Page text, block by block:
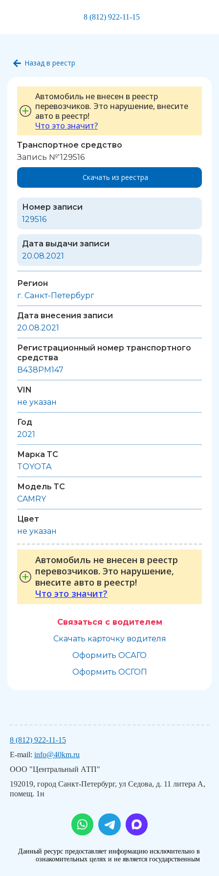
8 (812) 922-11-15
Назад в реестр
Автомобиль не внесен в реестр
перевозчиков. Это нарушение, внесите
авто в реестр!
Что это значит?
Транспортное средство
Запись №'129516
Скачать из реестра
Номер записи
129516
Дата выдачи записи
20.08.2021
Регион
г. Санкт-Петербург
Дата внесения записи
20.08.2021
Регистрационный номер транспортного
средства
В438РМ147
VIN
не указан
Год
2021
Марка ТС
TOYOTA
Модель ТС
CAMRY
Цвет
не указан
Автомобиль не внесен в реестр
перевозчиков. Это нарушение,
внесите авто в реестр!
Что это значит?
Связаться с водителем
Скачать карточку водителя
Оформить ОСАГО
Оформить ОСГОП
8 (812) 922-11-15
E-mail: info@40km.ru
ООО "Центральный АТП"
192019, город Санкт-Петербург, ул Седова, д. 11 литера А,
помещ. 1н
Данный ресурс предоставляет информацию исключительно в
ознакомительных целях и не является государственным